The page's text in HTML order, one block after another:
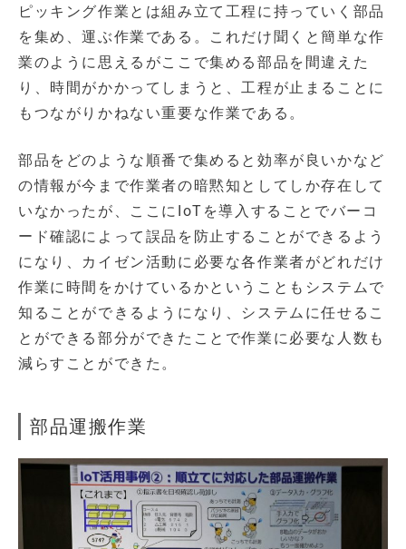
ピッキング作業とは組み立て工程に持っていく部品
を集め、運ぶ作業である。これだけ聞くと簡単な作
業のように思えるがここで集める部品を間違えた
り、時間がかかってしまうと、工程が止まることに
もつながりかねない重要な作業である。
部品をどのような順番で集めると効率が良いかなど
の情報が今まで作業者の暗黙知としてしか存在して
いなかったが、ここにIoTを導入することでバーコ
ード確認によって誤品を防止することができるよう
になり、カイゼン活動に必要な各作業者がどれだけ
作業に時間をかけているかということもシステムで
知ることができるようになり、システムに任せるこ
とができる部分ができたことで作業に必要な人数も
減らすことができた。
部品運搬作業